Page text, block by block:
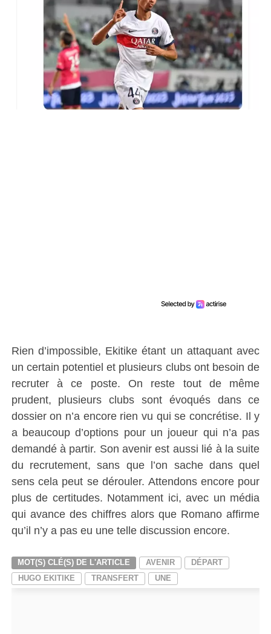
Rien d’impossible, Ekitike étant un attaquant avec
un certain potentiel et plusieurs clubs ont besoin de
recruter à ce poste. On reste tout de même
prudent, plusieurs clubs sont évoqués dans ce
dossier on n’a encore rien vu qui se concrétise. Il y
a beaucoup d’options pour un joueur qui n’a pas
demandé à partir. Son avenir est aussi lié à la suite
du recrutement, sans que l’on sache dans quel
sens cela peut se dérouler. Attendons encore pour
plus de certitudes. Notamment ici, avec un média
qui avance des chiffres alors que Romano affirme
qu’il n’y a pas eu une telle discussion encore.
MOT(S) CLÉ(S) DE L'ARTICLE AVENIR
DÉPART
HUGO EKITIKE
TRANSFERT UNE